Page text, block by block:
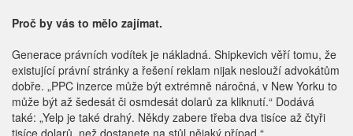
Proč by vás to mělo zajímat.
Generace právních vodítek je nákladná. Shipkevich věří tomu, že
existující právní stránky a řešení reklam nijak neslouží advokátům
dobře. „PPC inzerce může být extrémně náročná, v New Yorku to
může být až šedesát či osmdesát dolarů za kliknutí.“ Dodává
také: „Yelp je také drahý. Někdy zabere třeba dva tisíce až čtyři
tisíce dolarů, než dostanete na stůl nějaký případ.“